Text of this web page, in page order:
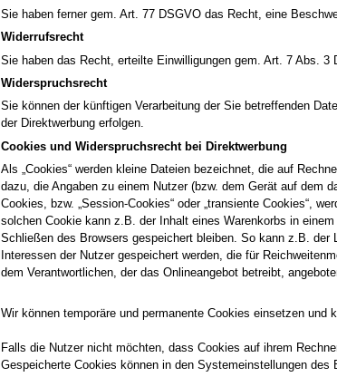
Sie haben ferner gem. Art. 77 DSGVO das Recht, eine
Widerrufsrecht
Sie haben das Recht, erteilte Einwilligungen gem. Art. 7 Abs.
Widerspruchsrecht
Sie können der künftigen Verarbeitung der Sie betreffenden
der Direktwerbung erfolgen.
Cookies und Widerspruchsrecht bei Direktwerbung
Als „Cookies“ werden kleine Dateien bezeichnet, die auf
dazu, die Angaben zu einem Nutzer (bzw. dem Gerät auf dem
Cookies, bzw. „Session-Cookies“ oder „transiente Cookies“,
solchen Cookie kann z.B. der Inhalt eines Warenkorbs in
Schließen des Browsers gespeichert bleiben. So kann z.B. der
Interessen der Nutzer gespeichert werden, die für
dem Verantwortlichen, der das Onlineangebot betreibt,
Wir können temporäre und permanente Cookies einsetzen und
Falls die Nutzer nicht möchten, dass Cookies auf ihrem
Gespeicherte Cookies können in den Systemeinstellungen